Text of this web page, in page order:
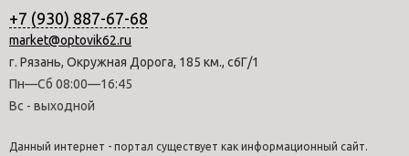
+7 (930) 887-67-68
market@optovik62.ru
г. Рязань, Окружная Дорога, 185 км., с6Г/1
Пн—Сб 08:00—16:45
Вс - выходной
Данный интернет - портал существует как информационный сайт.